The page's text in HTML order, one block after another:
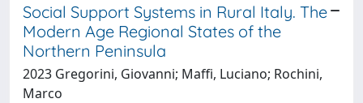
Social Support Systems in Rural Italy. The
Modern Age Regional States of the
Northern Peninsula
2023 Gregorini, Giovanni; Maffi, Luciano; Rochini,
Marco